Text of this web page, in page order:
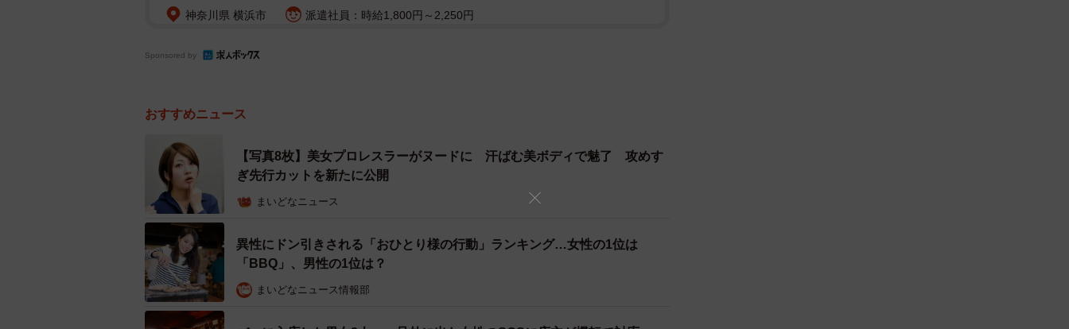
ナンパの成功率（断られなかった）はどれくらい？（提供画像）
そこで、「ナンパをした経験がある」と答えた59人に「ナンパの成功率」を教えてもらった
ところ、「10％未満」（32.2％）が最も多く、次いで「覚えていないが成功したことはあ
神奈川県 横浜市 派遣社員：時給1,800円～2,250円
Sponsored by
おすすめニュース
【写真8枚】美女プロレスラーがヌードに 汗ばむ美ボディで魅了 攻めす
ぎ先行カットを新たに公開
まいどなニュース
異性にドン引きされる「おひとり様の行動」ランキング…女性の1位は
「BBQ」、男性の1位は？
まいどなニュース情報部